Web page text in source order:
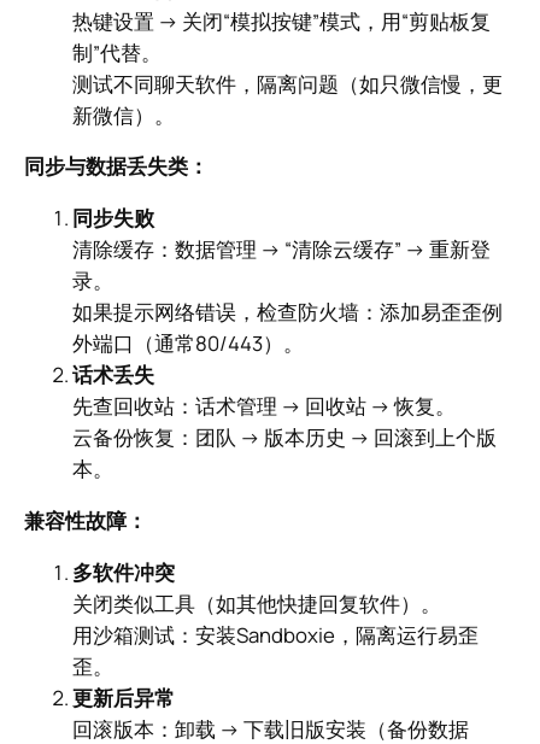
热键设置 → 关闭“模拟按键”模式，用“剪贴板复
制”代替。
测试不同聊天软件，隔离问题（如只微信慢，更
新微信）。
同步与数据丢失类：
同步失败
清除缓存：数据管理 → “清除云缓存” → 重新登
录。
如果提示网络错误，检查防火墙：添加易歪歪例
外端口（通常80/443）。
话术丢失
先查回收站：话术管理 → 回收站 → 恢复。
云备份恢复：团队 → 版本历史 → 回滚到上个版
本。
兼容性故障：
多软件冲突
关闭类似工具（如其他快捷回复软件）。
用沙箱测试：安装Sandboxie，隔离运行易歪
歪。
更新后异常
回滚版本：卸载 → 下载旧版安装（备份数据